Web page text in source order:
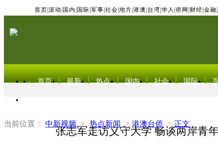
首页 滚动 国内 国际 军事 社会 地方 港澳 台湾 华人 侨网 财经 金融
首页 最新 热点 国内 社会 国际
当前位置： 中新视频 > 热点新闻 > 港澳台侨 > 正文
张志军走访义守大学 畅谈两岸青